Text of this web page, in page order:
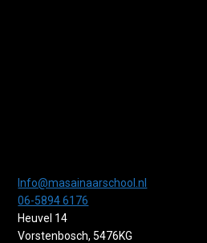
Info@masainaarschool.nl
06-5894 6176
Heuvel 14
Vorstenbosch,5476KG